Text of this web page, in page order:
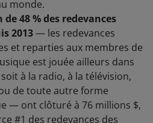
monde.
48 % des redevances
2013— les redevances
et reparties aux membres de
est jouée ailleurs dans
à la radio, à la télévision,
de toute autre forme
— ont clôturé à 76 millions $,
#1 des redevances des